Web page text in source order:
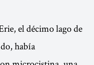
el décimo lago de
había